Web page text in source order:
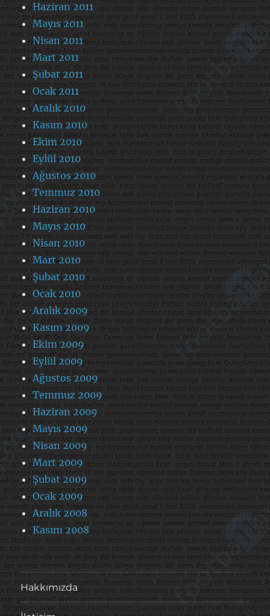
Haziran 2011
Mayıs 2011
Nisan 2011
Mart 2011
Şubat 2011
Ocak 2011
Aralık 2010
Kasım 2010
Ekim 2010
Eylül 2010
Ağustos 2010
Temmuz 2010
Haziran 2010
Mayıs 2010
Nisan 2010
Mart 2010
Şubat 2010
Ocak 2010
Aralık 2009
Kasım 2009
Ekim 2009
Eylül 2009
Ağustos 2009
Temmuz 2009
Haziran 2009
Mayıs 2009
Nisan 2009
Mart 2009
Şubat 2009
Ocak 2009
Aralık 2008
Kasım 2008
Hakkımızda